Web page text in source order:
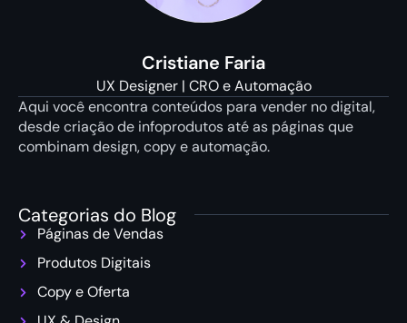
Cristiane Faria
UX Designer | CRO e Automação
Aqui você encontra conteúdos para vender no digital,
desde criação de infoprodutos até as páginas que
combinam design, copy e automação.
Categorias do Blog
Páginas de Vendas
Produtos Digitais
Copy e Oferta